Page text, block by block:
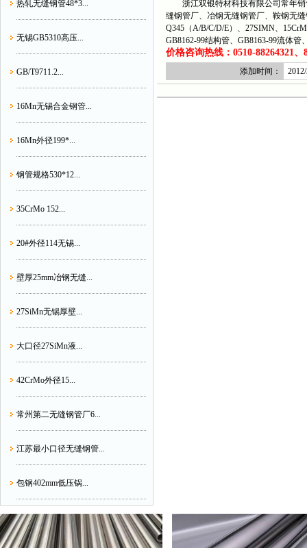
热轧无缝钢管48*3...
无锡GB5310高压...
GB/T9711.2...
16Mn无锡合金钢管...
16Mn外径199*...
钢管规格530*12...
35CrMo 152...
20#外径114无锡...
壁厚25mm冶钢无缝...
27SiMn无锡厚壁...
大口径27SiMn液...
42CrMo外径15...
常州第二无缝钢管厂6...
江苏最小口径无缝钢管...
包钢402mm低压锅...
浙江双银特材科技有限公司常年销
缝钢管厂、冶钢无缝钢管厂、鞍钢无
Q345（A/B/C/D/E）、27SIMN、
GB8162-99结构管、GB8163-99流体
价格咨询热线：0510-88264321、
添加时间：